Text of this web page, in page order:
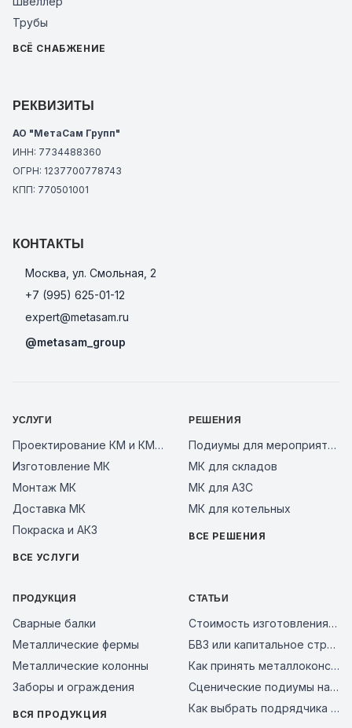
Трубы
ВСЁ СНАБЖЕНИЕ
РЕКВИЗИТЫ
АО "МетаСам Групп"
ИНН: 7734488360
ОГРН: 1237700778743
КПП: 770501001
КОНТАКТЫ
Москва, ул. Смольная, 2
+7 (995) 625-01-12
expert@metasam.ru
@metasam_group
УСЛУГИ
Проектирование КМ и КМД
Изготовление МК
Монтаж МК
Доставка МК
Покраска и АКЗ
ВСЕ УСЛУГИ
РЕШЕНИЯ
Подиумы для мероприятий
МК для складов
МК для АЗС
МК для котельных
ВСЕ РЕШЕНИЯ
ПРОДУКЦИЯ
Сварные балки
Металлические фермы
Металлические колонны
Заборы и ограждения
ВСЯ ПРОДУКЦИЯ
СТАТЬИ
Стоимость изготовления металлоконструкций за тонну в 2026 году: из чего складывается цена и как сравнить предложения заводов
БВЗ или капитальное строительство: сравнение смет 2026
Как принять металлоконструкции на объекте: чек-лист входного контроля и типичные ошибки поставщиков в 2026 году
Сценические подиумы на металлическом каркасе: почему это надежное решение для мероприятий, бизнеса и уличных площадок
Как выбрать подрядчика на металлоконструкции в 2026 году: чек-лист проверки завода перед авансом